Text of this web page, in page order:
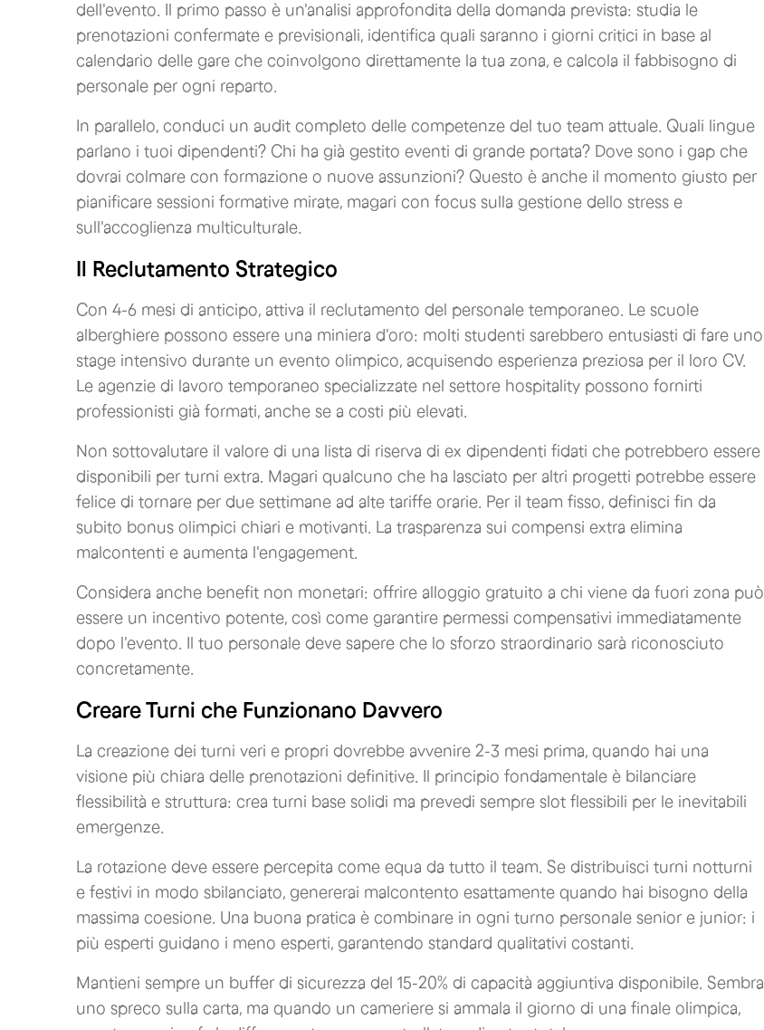
dell'evento. Il primo passo è un'analisi approfondita della domanda prevista: studia le
prenotazioni confermate e previsionali, identifica quali saranno i giorni critici in base al
calendario delle gare che coinvolgono direttamente la tua zona, e calcola il fabbisogno di
personale per ogni reparto.
In parallelo, conduci un audit completo delle competenze del tuo team attuale. Quali lingue
parlano i tuoi dipendenti? Chi ha già gestito eventi di grande portata? Dove sono i gap che
dovrai colmare con formazione o nuove assunzioni? Questo è anche il momento giusto per
pianificare sessioni formative mirate, magari con focus sulla gestione dello stress e
sull'accoglienza multiculturale.
Il Reclutamento Strategico
Con 4-6 mesi di anticipo, attiva il reclutamento del personale temporaneo. Le scuole
alberghiere possono essere una miniera d'oro: molti studenti sarebbero entusiasti di fare uno
stage intensivo durante un evento olimpico, acquisendo esperienza preziosa per il loro CV.
Le agenzie di lavoro temporaneo specializzate nel settore hospitality possono fornirti
professionisti già formati, anche se a costi più elevati.
Non sottovalutare il valore di una lista di riserva di ex dipendenti fidati che potrebbero essere
disponibili per turni extra. Magari qualcuno che ha lasciato per altri progetti potrebbe essere
felice di tornare per due settimane ad alte tariffe orarie. Per il team fisso, definisci fin da
subito bonus olimpici chiari e motivanti. La trasparenza sui compensi extra elimina
malcontenti e aumenta l'engagement.
Considera anche benefit non monetari: offrire alloggio gratuito a chi viene da fuori zona può
essere un incentivo potente, così come garantire permessi compensativi immediatamente
dopo l'evento. Il tuo personale deve sapere che lo sforzo straordinario sarà riconosciuto
concretamente.
Creare Turni che Funzionano Davvero
La creazione dei turni veri e propri dovrebbe avvenire 2-3 mesi prima, quando hai una
visione più chiara delle prenotazioni definitive. Il principio fondamentale è bilanciare
flessibilità e struttura: crea turni base solidi ma prevedi sempre slot flessibili per le inevitabili
emergenze.
La rotazione deve essere percepita come equa da tutto il team. Se distribuisci turni notturni
e festivi in modo sbilanciato, genererai malcontento esattamente quando hai bisogno della
massima coesione. Una buona pratica è combinare in ogni turno personale senior e junior: i
più esperti guidano i meno esperti, garantendo standard qualitativi costanti.
Mantieni sempre un buffer di sicurezza del 15-20% di capacità aggiuntiva disponibile. Sembra
uno spreco sulla carta, ma quando un cameriere si ammala il giorno di una finale olimpica,